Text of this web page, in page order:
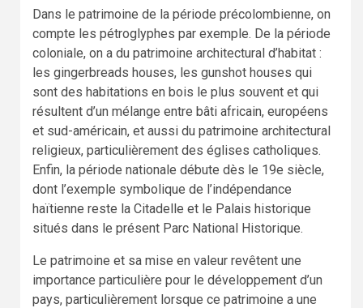
Dans le patrimoine de la période précolombienne, on
compte les pétroglyphes par exemple. De la période
coloniale, on a du patrimoine architectural d’habitat :
les gingerbreads houses, les gunshot houses qui
sont des habitations en bois le plus souvent et qui
résultent d’un mélange entre bâti africain, européens
et sud-américain, et aussi du patrimoine architectural
religieux, particulièrement des églises catholiques.
Enfin, la période nationale débute dès le 19e siècle,
dont l’exemple symbolique de l’indépendance
haïtienne reste la Citadelle et le Palais historique
situés dans le présent Parc National Historique.
Le patrimoine et sa mise en valeur revêtent une
importance particulière pour le développement d’un
pays, particulièrement lorsque ce patrimoine a une